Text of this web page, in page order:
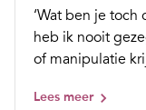
‘Wat ben je toch
heb ik nooit
of manipulatie
Lees meer